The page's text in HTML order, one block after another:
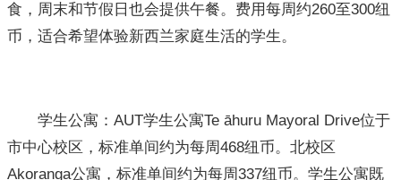
食，周末和节假日也会提供午餐。费用每周约260至300纽
币，适合希望体验新西兰家庭生活的学生。
学生公寓：AUT学生公寓Te āhuru Mayoral Drive位于
市中心校区，标准单间约为每周468纽币。北校区
Akoranga公寓，标准单间约为每周337纽币。学生公寓既